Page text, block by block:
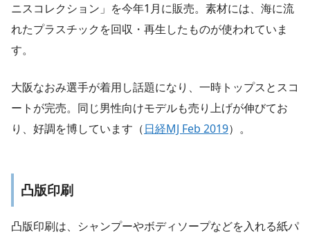
ニスコレクション」を今年1月に販売。素材には、海に流
れたプラスチックを回収・再生したものが使われていま
す。
大阪なおみ選手が着用し話題になり、一時トップスとスコ
ートが完売。同じ男性向けモデルも売り上げが伸びてお
り、好調を博しています（日経MJ Feb 2019）。
凸版印刷
凸版印刷は、シャンプーやボディソープなどを入れる紙パ